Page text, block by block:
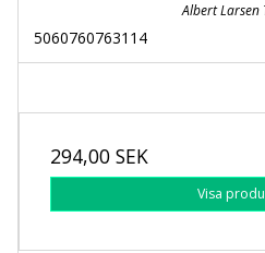
Albert Larsen
5060760763114
294,00 SEK
Visa